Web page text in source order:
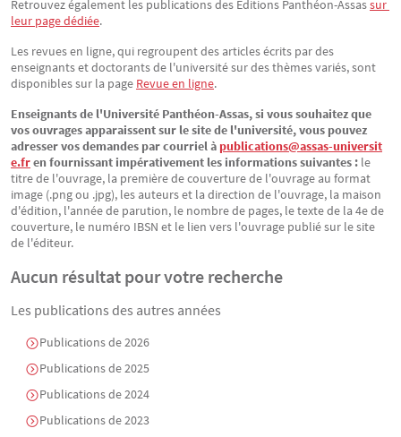
Retrouvez également les publications des Éditions Panthéon-Assassur
leur page dédiée.
Les revues en ligne, qui regroupent des articles écrits par des
enseignants et doctorants de l'université sur des thèmes variés, sont
disponibles sur la page Revue en ligne.
Enseignants de l'Université Panthéon-Assas, si vous souhaitez que
vos ouvrages apparaissent sur le site de l'université, vous pouvez
adresser vos demandes par courriel à publications@assas-universit
e.fren fournissant impérativement les informations suivantes : le
titre de l'ouvrage, la première de couverture de l'ouvrage au format
image (.png ou .jpg), les auteurs et la direction de l'ouvrage, la maison
d'édition, l'année de parution, le nombre de pages, le texte de la 4e de
couverture, le numéro IBSN et le lien vers l'ouvrage publié sur le site
de l'éditeur.
Aucun résultat pour votre recherche
Les publications des autres années
Publications de 2026
Publications de 2025
Publications de 2024
Publications de 2023